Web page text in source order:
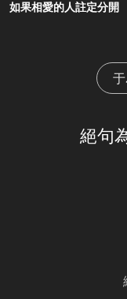
如果相愛的人註定分開
絕句